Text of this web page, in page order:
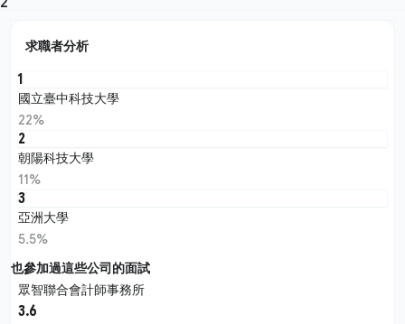
求職者分析
1
國立臺中科技大學
22%
2
朝陽科技大學
11%
3
亞洲大學
5.5%
也參加過這些公司的面試
眾智聯合會計師事務所
3.6